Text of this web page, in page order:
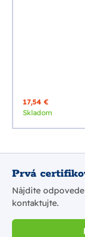
17,54 €
Skladom
Prvá
Nájdite
kontaktujte.